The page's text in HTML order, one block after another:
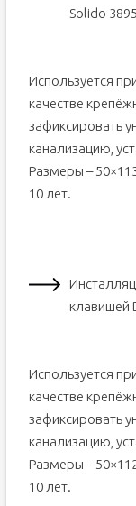
Solido
Используется
качестве
зафиксировать
канализацию,
Размеры –
10 лет.
клавишей
Используется
качестве
зафиксировать
канализацию,
Размеры –
10 лет.